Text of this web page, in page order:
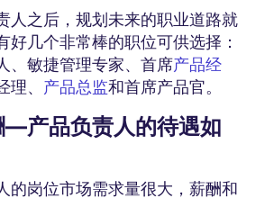
人之后，规划未来的职业道路就
好几个非常棒的职位可供选择：
、敏捷管理专家、首席产品经
理、 产品总监和首席产品官。
—产品负责人的待遇如
的岗位市场需求量很大，薪酬和